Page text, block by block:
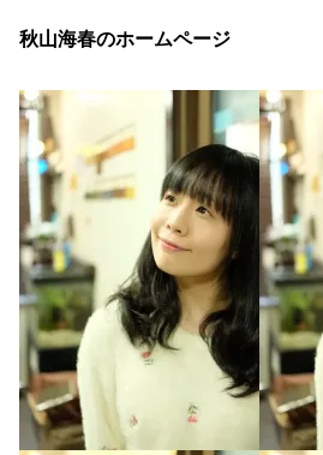
秋山海春のホームページ